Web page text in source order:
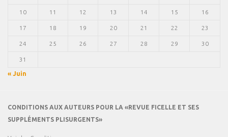
10 11 12 13 14 15 16
17 18 19 20 21 22 23
24 25 26 27 28 29 30
31
« Juin
CONDITIONS AUX AUTEURS POUR LA «REVUE FICELLE ET SES
SUPPLÉMENTS PLISURGENTS»